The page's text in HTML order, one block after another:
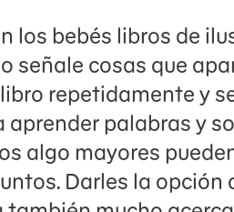
los bebés libros de
señale cosas que
repetidamente y
aprender palabras y
algo mayores
Darles la